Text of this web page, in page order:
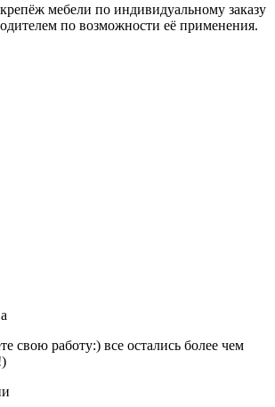
мебели по индивидуальному заказу
по возможности её применения.
свою работу:) все остались более чем